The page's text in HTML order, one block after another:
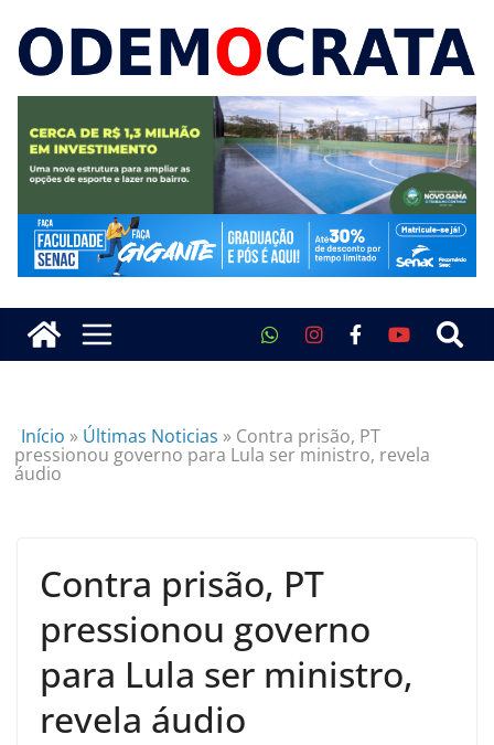
Início » Últimas Noticias » Contra prisão, PT
pressionou governo para Lula ser ministro, revela
áudio
Contra prisão, PT
pressionou governo
para Lula ser ministro,
revela áudio